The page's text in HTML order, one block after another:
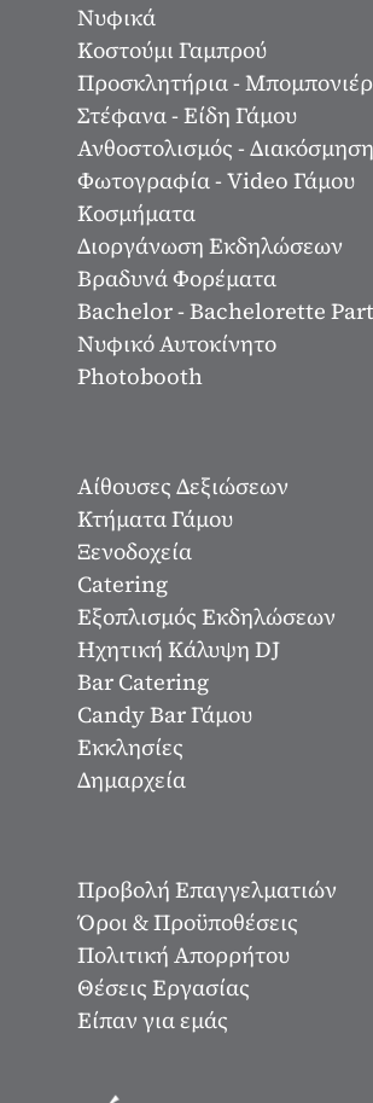
Νυφικά
Κοστούμι Γαμπρού
Προσκλητήρια -
Στέφανα - Είδη Γάμου
Ανθοστολισμός - Διακόσμηση
Φωτογραφία - Video Γάμου
Κοσμήματα
Διοργάνωση Εκδηλώσεων
Βραδυνά Φορέματα
Bachelor - Bachelorette
Νυφικό Αυτοκίνητο
Photobooth
Αίθουσες Δεξιώσεων
Κτήματα Γάμου
Ξενοδοχεία
Catering
Εξοπλισμός Εκδηλώσεων
Ηχητική Κάλυψη DJ
Bar Catering
Candy Bar Γάμου
Εκκλησίες
Δημαρχεία
Προβολή Επαγγελματιών
Όροι & Προϋποθέσεις
Πολιτική Απορρήτου
Θέσεις Εργασίας
Είπαν για εμάς